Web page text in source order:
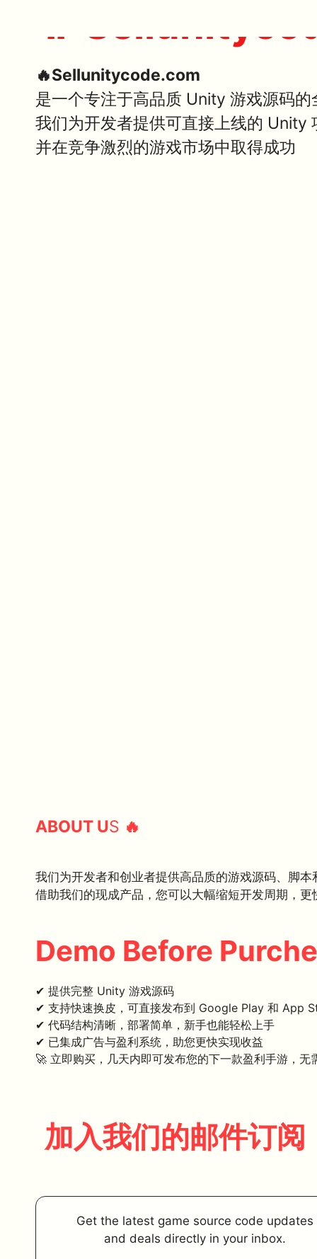
🔥
🔥Sellunitycode.com
是一个专注于高品质 Unity 游戏源码的
我们为开发者提供可直接上线的 Unity
并在竞争激烈的游戏市场中取得成功
ABOUT US 🔥
我们为开发者和创业者提供高品质的游戏源码、脚
借助我们的现成产品，您可以大幅缩短开发周期，
Demo Before
✔ 提供完整 Unity 游戏源码
✔ 支持快速换皮，可直接发布到 Google Play 和 App
✔ 代码结构清晰，部署简单，新手也能轻松上手
✔ 已集成广告与盈利系统，助您更快实现收益
🚀 立即购买，几天内即可发布您的下一款盈利手游，无
加入我们的邮件订阅
Get the latest game source code updates
and deals directly in your inbox.